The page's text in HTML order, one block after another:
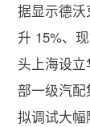
据显示德
升 15%、
头上海设
部一级汽
拟调试大